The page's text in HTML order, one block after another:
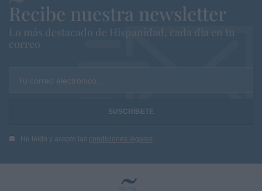
Recibe nuestra newsletter
Lo más destacado de Hispanidad, cada dia en tu
correo
Tu correo electrónico...
He leído y acepto las condiciones legales